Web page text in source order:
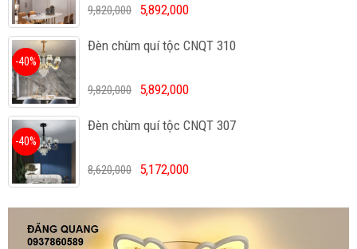
9,820,000 5,892,000
Đèn chùm quí tộc CNQT 310
-40%
9,820,000 5,892,000
Đèn chùm quí tộc CNQT 307
-40%
8,620,000 5,172,000